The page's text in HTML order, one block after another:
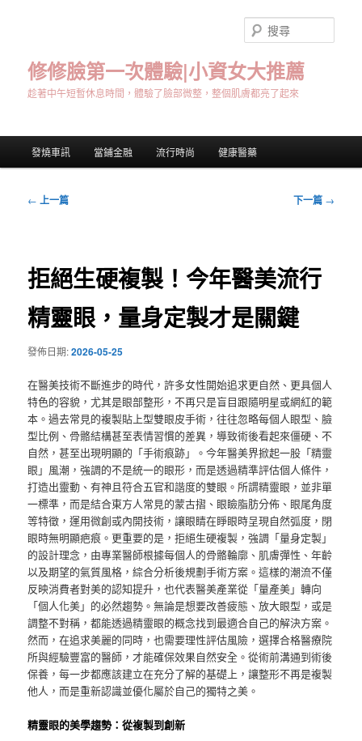
修修臉第一次體驗|小資女大推薦
趁著中午短暫休息時間，體驗了臉部微整，整個肌膚都亮了起來
尋
發燒車訊 當鋪金融 流行時尚 健康醫藥
文
← 上一篇 下一篇 →
拒絕生硬複製！今年醫美流行
精靈眼，量身定製才是關鍵
發佈日期:2026-05-25
在醫美技術不斷進步的時代，許多女性開始追求更自然、更具個人
特色的容貌，尤其是眼部整形，不再只是盲目跟隨明星或網紅的範
本。過去常見的複製貼上型雙眼皮手術，往往忽略每個人眼型、臉
型比例、骨骼結構甚至表情習慣的差異，導致術後看起來僵硬、不
自然，甚至出現明顯的「手術痕跡」。今年醫美界掀起一股「精靈
眼」風潮，強調的不是統一的眼形，而是透過精準評估個人條件，
打造出靈動、有神且符合五官和諧度的雙眼。所謂精靈眼，並非單
一標準，而是結合東方人常見的蒙古摺、眼瞼脂肪分佈、眼尾角度
等特徵，運用微創或內開技術，讓眼睛在睜眼時呈現自然弧度，閉
眼時無明顯疤痕。更重要的是，拒絕生硬複製，強調「量身定製」
的設計理念，由專業醫師根據每個人的骨骼輪廓、肌膚彈性、年齡
以及期望的氣質風格，綜合分析後規劃手術方案。這樣的潮流不僅
反映消費者對美的認知提升，也代表醫美產業從「量產美」轉向
「個人化美」的必然趨勢。無論是想要改善疲態、放大眼型，或是
調整不對稱，都能透過精靈眼的概念找到最適合自己的解決方案。
然而，在追求美麗的同時，也需要理性評估風險，選擇合格醫療院
所與經驗豐富的醫師，才能確保效果自然安全。從術前溝通到術後
保養，每一步都應該建立在充分了解的基礎上，讓整形不再是複製
他人，而是重新認識並優化屬於自己的獨特之美。
精靈眼的美學趨勢：從複製到創新